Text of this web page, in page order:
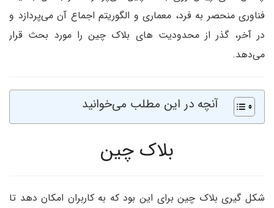
فناوری منحصر به فرد، معماری و الگوریتم اجماع آن می‌پردازد و
در آخر، گذر از محدودیت های بلاک چین را مورد بحث قرار
می‌دهد.
آنچه در این مطلب می‌خوانید
بلاک چین
شکل گیری بلاک چین برای این بود که به کاربران امکان دهد تا